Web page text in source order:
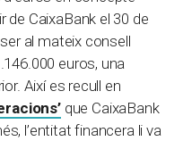
de CaixaBank el 30 de
al mateix consell
euros, una
Així es recull en
que CaixaBank
l’entitat financera li va